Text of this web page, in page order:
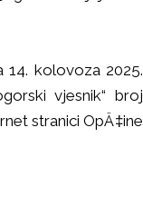
14. kolovoza 2025.
vjesnik“ broj
stranici OpÄ‡ine